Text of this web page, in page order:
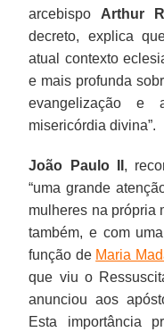
arcebispo Arthur
decreto, explica
atual contexto
e mais profunda
evangelização e
misericórdia divina”.
João Paulo II ,
“uma grande
mulheres na própria
também, e com
função de Maria
que viu o
anunciou aos
Esta importância